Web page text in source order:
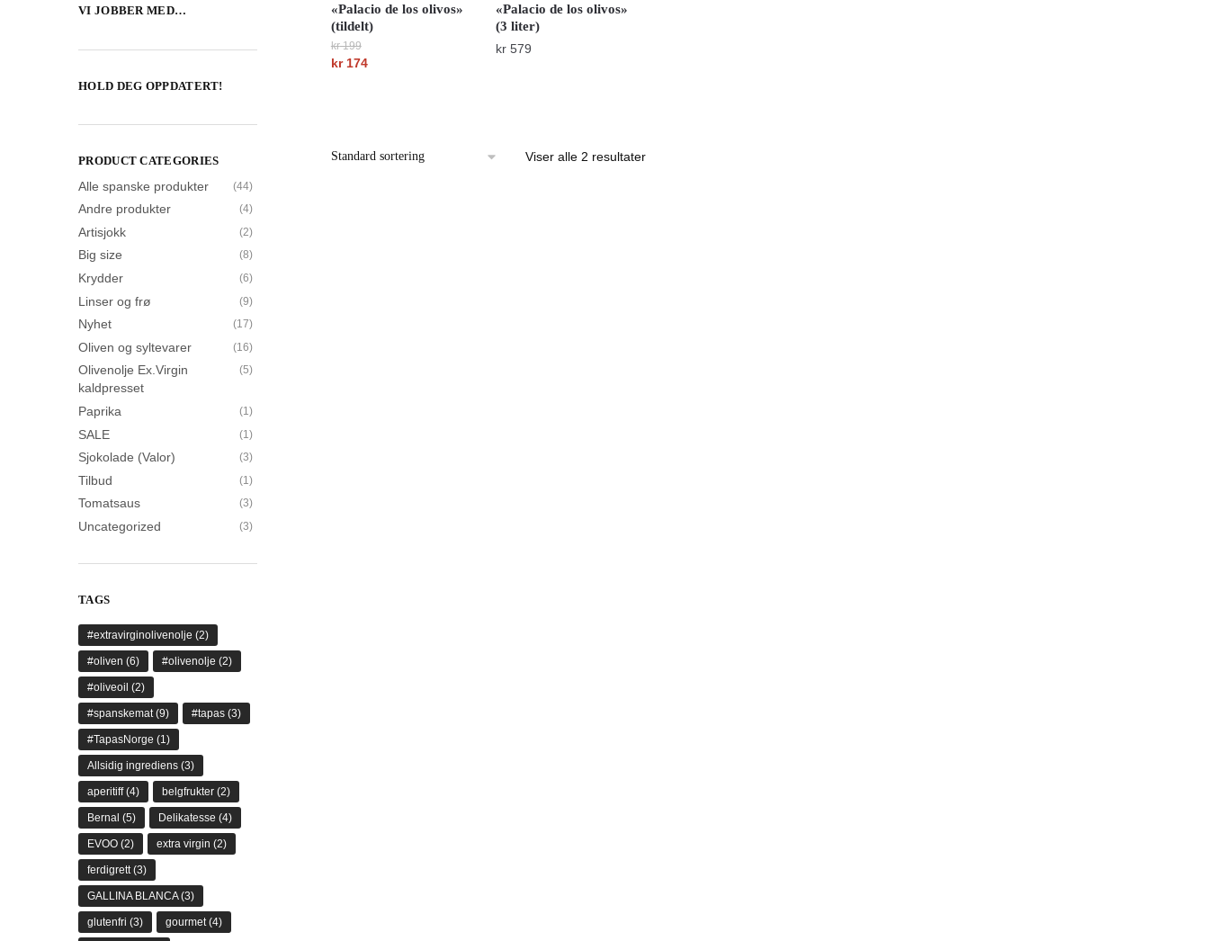
«Palacio de los olivos»
(tildelt)
kr199
Opprinnelig
kr174
«Palacio de los olivos»
(3 liter)
kr 579
Viser alle 2 resultater
VI JOBBER MED…
HOLD DEG OPPDATERT!
PRODUCT CATEGORIES
Alle spanske produkter (44)
Andre produkter (4)
Artisjokk (2)
Big size (8)
Krydder (6)
Linser og frø (9)
Nyhet (17)
Oliven og syltevarer (16)
Olivenolje Ex.Virgin
kaldpresset
(5)
Paprika (1)
SALE (1)
Sjokolade (Valor) (3)
Tilbud (1)
Tomatsaus (3)
Uncategorized (3)
TAGS
#extravirginolivenolje (2)
#oliven (6) #olivenolje (2)
#oliveoil (2)
#spanskemat(9) #tapas (3)
#TapasNorge (1)
Allsidig ingrediens (3)
aperitiff(4) belgfrukter (2)
Bernal (5) Delikatesse (4)
EVOO (2) extra virgin (2)
ferdigrett(3)
GALLINA BLANCA(3)
glutenfri (3) gourmet(4)